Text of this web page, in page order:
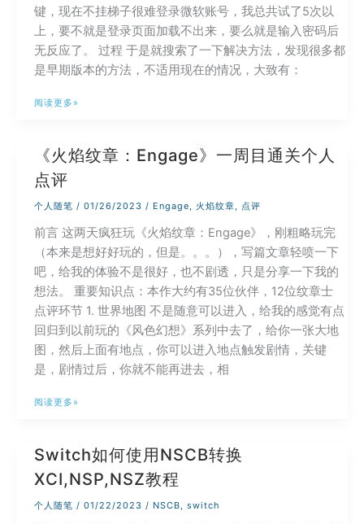
键，现在不挂梯子很难登录微软账号，我总共试了5次以
上，要不就是登录页面加载不出来，要么就是输入密码后
无反应了。 过程 于是就搜索了一下解决方法，发现很多都
是早期版本的方法，不适用现在的情况，大致有：
Windows
装
跳
联
网
登
陆
微
软
账
户
阅读更多»
《火焰纹章：Engage》一周目通关个人
点评
个人随笔 / 01/26/2023 / Engage, 火焰纹章, 点评
前言 这两天疯狂玩《火焰纹章：Engage》，刚粗略玩完
（本来是想好好玩的，但是。。。），写篇文章轻喷一下
吧，给我的体验不是很好，也不剧透，只是分享一下我的
想法。 重要知识点：本作大约有35位伙伴，12位纹章士
点评环节 1. 世界地图 不是随意可以进入，给我的感觉有点
回归到以前玩的《风色幻想》系列中去了，给你一张大地
图，然后上面有地点，你可以进入地点触发剧情，关键
是，剧情过后，你就不能再进去，相
《火
章：
Engage》
一
阅读更多»
Switch如何使用NSCB转换
XCI,NSP,NSZ教程
个人随笔 / 01/22/2023 / NSCB, switch